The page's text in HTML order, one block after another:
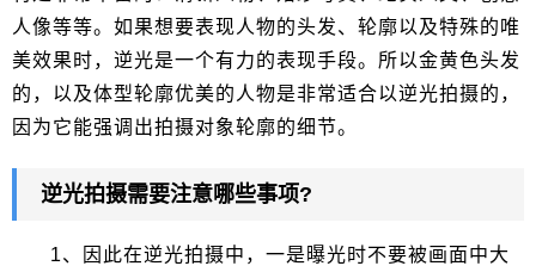
人像等等。如果想要表现人物的头发、轮廓以及特殊的唯
美效果时，逆光是一个有力的表现手段。所以金黄色头发
的，以及体型轮廓优美的人物是非常适合以逆光拍摄的，
因为它能强调出拍摄对象轮廓的细节。
逆光拍摄需要注意哪些事项?
1、因此在逆光拍摄中，一是曝光时不要被画面中大